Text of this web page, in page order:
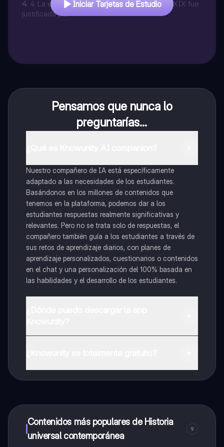
naciones su imperio colonial desalojando a las viejas
potencias.¿A qué hace referencia el texto anterior?
4. 4. La expansión colonial europea del siglo XIX fue
justificada por
Iniciar Tarjetas de Estudio
Pensamos que nunca lo
preguntarías...
Nuestro compañero de IA está específicamente
adaptado a las necesidades de los estudiantes.
Basándonos en los millones de contenidos que
tenemos en la plataforma, podemos dar a los
estudiantes respuestas realmente significativas y
relevantes. Pero no se trata solo de respuestas, el
compañero también guía a los estudiantes a través de
sus retos de aprendizaje diarios, con planes de
aprendizaje personalizados, cuestionarios o contenidos
en el chat y una personalización del 100% basada en
las habilidades y el desarrollo de los estudiantes.
a determinadas funciones.
Contenidos más populares de Historia
universal contemporánea
9